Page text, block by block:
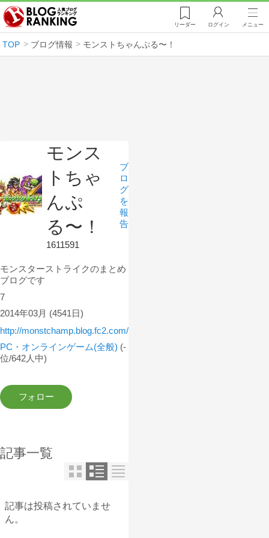
リーダー ログイン メニュー
TOP ブログ情報 モンストちゃんぷる〜！
モンス
トちゃ
んぷ
る〜！
1611591
ブ
ロ
グ
を
報
告
モンスターストライクのまとめ
ブログです
7
2014年03月 (4541日)
http://monstchamp.blog.fc2.com/
PC・オンラインゲーム(全般) (-
位/642人中)
記事一覧
記事は投稿されていませ
ん。